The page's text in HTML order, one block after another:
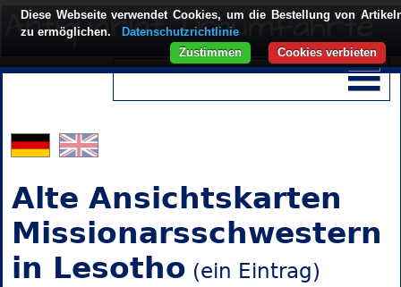
Alte Ansichtskarten
Missionarsschwestern
in Lesotho (ein Eintrag)
Diese Webseite verwendet Cookies, um die Bestellung von
zu ermöglichen.
Datenschutzrichtlinie
Cookies verbieten
Zustimmen